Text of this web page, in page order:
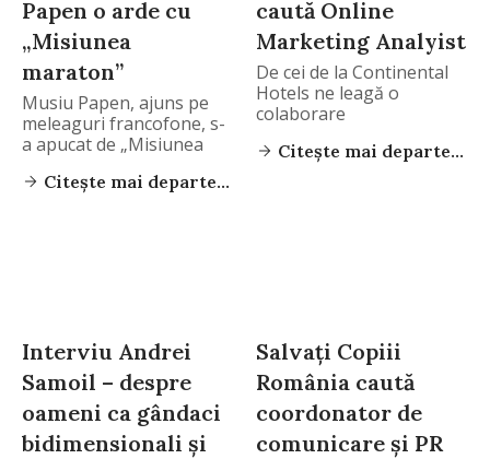
Papen o arde cu
„Misiunea
maraton”
Musiu Papen, ajuns pe
meleaguri francofone, s-
a apucat de „Misiunea
Citește mai departe...
caută Online
Marketing Analyist
De cei de la Continental
Hotels ne leagă o
colaborare
Citește mai departe...
Interviu Andrei
Samoil – despre
oameni ca gândaci
bidimensionali şi
Salvaţi Copiii
România caută
coordonator de
comunicare şi PR